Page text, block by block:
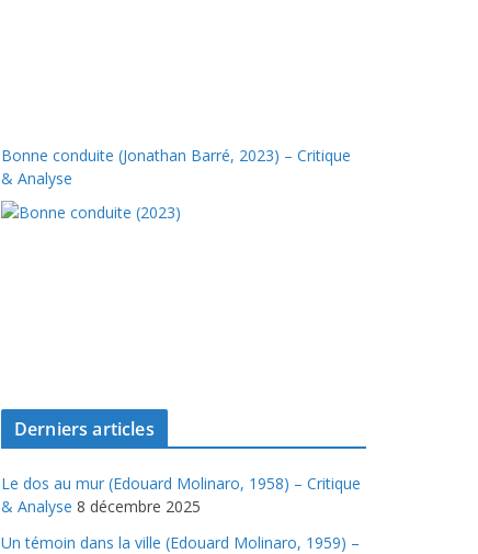
Bonne conduite (Jonathan Barré, 2023) – Critique
& Analyse
Derniers articles
Le dos au mur (Edouard Molinaro, 1958) – Critique
& Analyse 8 décembre 2025
Un témoin dans la ville (Edouard Molinaro, 1959) –